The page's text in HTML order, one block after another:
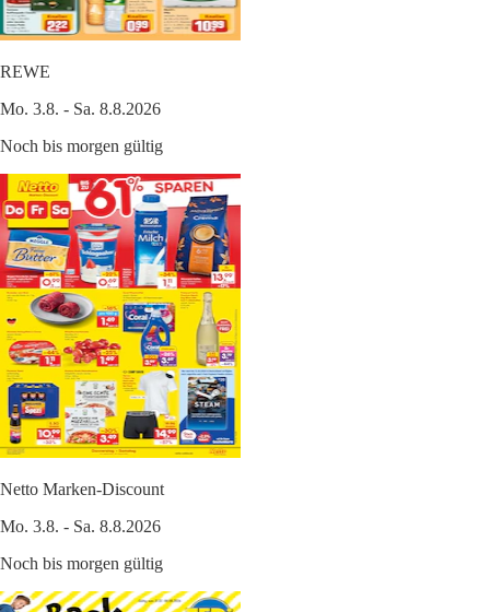
REWE
Mo. 3.8. - Sa. 8.8.2026
Noch bis morgen gültig
Netto Marken-Discount
Mo. 3.8. - Sa. 8.8.2026
Noch bis morgen gültig